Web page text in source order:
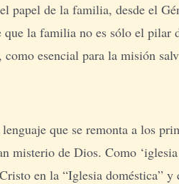
papel de la familia, desde el
la familia no es sólo el pilar
esencial para la misión
que se remonta a los
de Dios. Como
en la “Iglesia doméstica”